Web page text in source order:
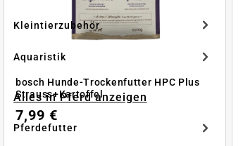
Kleintierzubehör
Aquaristik
Alles in Pferd anzeigen
Pferdefutter
bosch Hunde-Trockenfutter HPC Plus
Strauss+Kartoffel
7,99 €